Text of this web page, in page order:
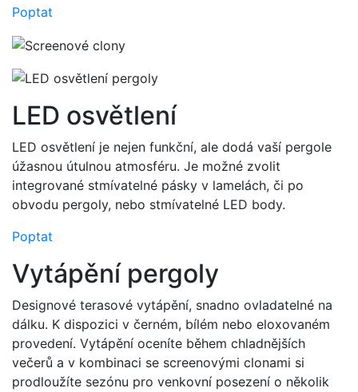
Poptat
LED osvětlení
LED osvětlení je nejen funkční, ale dodá vaší pergole
úžasnou útulnou atmosféru. Je možné zvolit
integrované stmívatelné pásky v lamelách, či po
obvodu pergoly, nebo stmívatelné LED body.
Poptat
Vytápění pergoly
Designové terasové vytápění, snadno ovladatelné na
dálku. K dispozici v černém, bílém nebo eloxovaném
provedení. Vytápění oceníte během chladnějších
večerů a v kombinaci se screenovými clonami si
prodloužíte sezónu pro venkovní posezení o několik